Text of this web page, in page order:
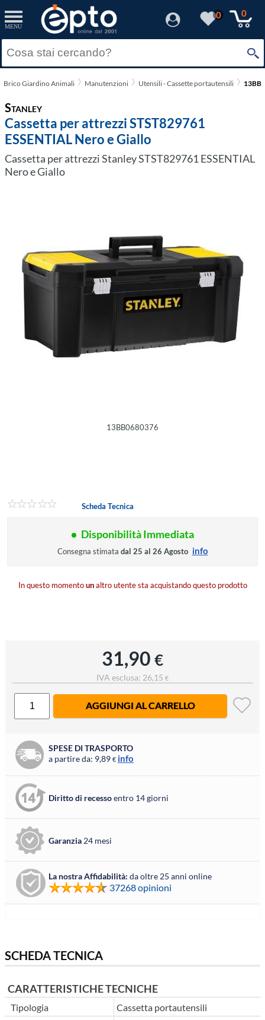
MENU
0 0
Brico Giardino Animali Manutenzioni Utensili - Cassette portautensili
Stanley
Cassetta per attrezzi STST829761
ESSENTIAL Nero e Giallo
Cassetta per attrezzi Stanley STST829761 ESSENTIAL
Nero e Giallo
13BB0680376
Scheda Tecnica
Disponibilità Immediata
Consegna stimata dal 25 al 26 Agosto info
In questo momentounaltro utente sta acquistando questo prodotto
31,90 €
IVA esclusa: 26,15 €
AGGIUNGI AL CARRELLO
SPESE DI TRASPORTO
a partire da: 9,89 € info
Diritto di recessoentro 14 giorni
Garanzia 24 mesi
La nostra Affidabilità: da oltre 25 anni online
37268 opinioni
SCHEDA TECNICA
CARATTERISTICHE TECNICHE
Tipologia
Cassetta portautensili